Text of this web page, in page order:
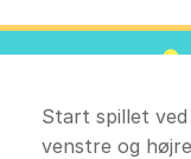
Start spillet
venstre og